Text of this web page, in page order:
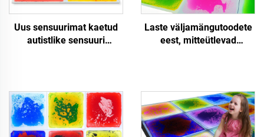
Uus sensuurimat kaetud
autistlike sensuuri
voodikeraamikupüstid
Laste väljamängutoodete
eest, mitteütlevad